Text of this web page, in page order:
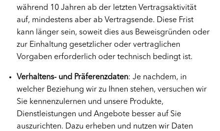
während 10 Jahren ab der letzten Vertragsaktivität
auf, mindestens aber ab Vertragsende. Diese Frist
kann länger sein, soweit dies aus Beweisgründen oder
zur Einhaltung gesetzlicher oder vertraglichen
Vorgaben erforderlich oder technisch bedingt ist.
Verhaltens- und Präferenzdaten: Je nachdem, in
welcher Beziehung wir zu Ihnen stehen, versuchen wir
Sie kennenzulernen und unsere Produkte,
Dienstleistungen und Angebote besser auf Sie
auszurichten. Dazu erheben und nutzen wir Daten